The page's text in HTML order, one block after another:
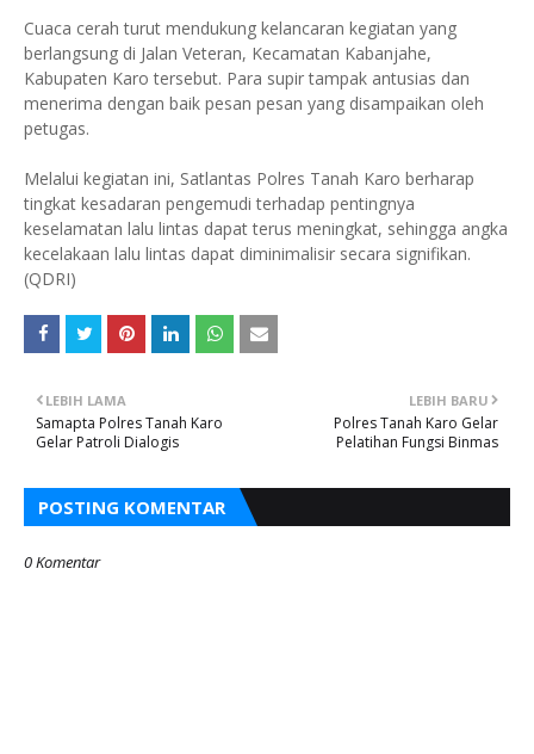
Cuaca cerah turut mendukung kelancaran kegiatan yang
berlangsung di Jalan Veteran, Kecamatan Kabanjahe,
Kabupaten Karo tersebut. Para supir tampak antusias dan
menerima dengan baik pesan pesan yang disampaikan oleh
petugas.
Melalui kegiatan ini, Satlantas Polres Tanah Karo berharap
tingkat kesadaran pengemudi terhadap pentingnya
keselamatan lalu lintas dapat terus meningkat, sehingga angka
kecelakaan lalu lintas dapat diminimalisir secara signifikan.
(QDRI)
LEBIH BARU
Polres Tanah Karo Gelar
Pelatihan Fungsi Binmas
LEBIH LAMA
Samapta Polres Tanah Karo
Gelar Patroli Dialogis
POSTING KOMENTAR
0 Komentar